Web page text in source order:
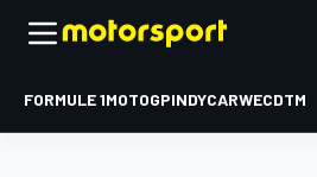
FORMULE 1MOTOGPINDYCARWECDTM